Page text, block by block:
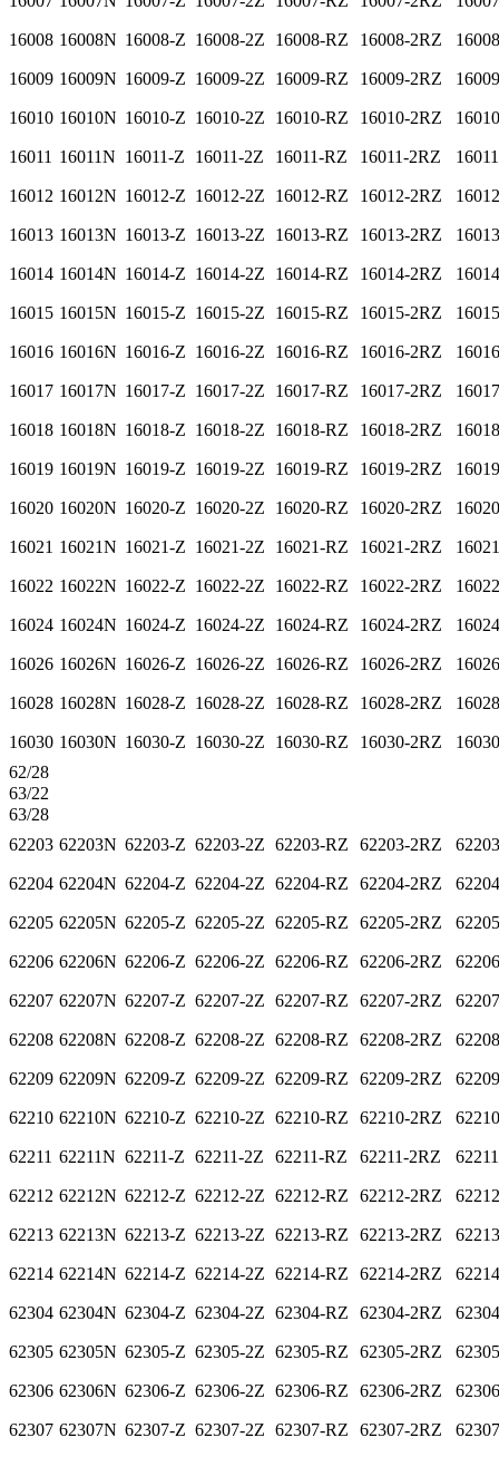
16008 16008N 16008-Z 16008-2Z 16008-RZ 16008-2RZ
16009 16009N 16009-Z 16009-2Z 16009-RZ 16009-2RZ
16010 16010N 16010-Z 16010-2Z 16010-RZ 16010-2RZ
16011 16011N 16011-Z 16011-2Z 16011-RZ 16011-2RZ
16012 16012N 16012-Z 16012-2Z 16012-RZ 16012-2RZ
16013 16013N 16013-Z 16013-2Z 16013-RZ 16013-2RZ
16014 16014N 16014-Z 16014-2Z 16014-RZ 16014-2RZ
16015 16015N 16015-Z 16015-2Z 16015-RZ 16015-2RZ
16016 16016N 16016-Z 16016-2Z 16016-RZ 16016-2RZ
16017 16017N 16017-Z 16017-2Z 16017-RZ 16017-2RZ
16018 16018N 16018-Z 16018-2Z 16018-RZ 16018-2RZ
16019 16019N 16019-Z 16019-2Z 16019-RZ 16019-2RZ
16020 16020N 16020-Z 16020-2Z 16020-RZ 16020-2RZ
16021 16021N 16021-Z 16021-2Z 16021-RZ 16021-2RZ
16022 16022N 16022-Z 16022-2Z 16022-RZ 16022-2RZ
16024 16024N 16024-Z 16024-2Z 16024-RZ 16024-2RZ
16026 16026N 16026-Z 16026-2Z 16026-RZ 16026-2RZ
16028 16028N 16028-Z 16028-2Z 16028-RZ 16028-2RZ
16030 16030N 16030-Z 16030-2Z 16030-RZ 16030-2RZ
62/28
63/22
63/28
62203 62203N 62203-Z 62203-2Z 62203-RZ 62203-2RZ
62204 62204N 62204-Z 62204-2Z 62204-RZ 62204-2RZ
62205 62205N 62205-Z 62205-2Z 62205-RZ 62205-2RZ
62206 62206N 62206-Z 62206-2Z 62206-RZ 62206-2RZ
62207 62207N 62207-Z 62207-2Z 62207-RZ 62207-2RZ
62208 62208N 62208-Z 62208-2Z 62208-RZ 62208-2RZ
62209 62209N 62209-Z 62209-2Z 62209-RZ 62209-2RZ
62210 62210N 62210-Z 62210-2Z 62210-RZ 62210-2RZ
62211 62211N 62211-Z 62211-2Z 62211-RZ 62211-2RZ
62212 62212N 62212-Z 62212-2Z 62212-RZ 62212-2RZ
62213 62213N 62213-Z 62213-2Z 62213-RZ 62213-2RZ
62214 62214N 62214-Z 62214-2Z 62214-RZ 62214-2RZ
62304 62304N 62304-Z 62304-2Z 62304-RZ 62304-2RZ
62305 62305N 62305-Z 62305-2Z 62305-RZ 62305-2RZ
62306 62306N 62306-Z 62306-2Z 62306-RZ 62306-2RZ
62307 62307N 62307-Z 62307-2Z 62307-RZ 62307-2RZ